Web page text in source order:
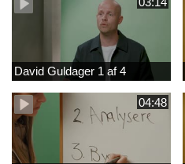
David Guldager 1 af 4
04:48